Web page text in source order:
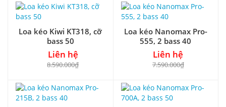
Loa kéo Kiwi KT318, cỡ
bass 50
Liên hệ
8.590.000₫
Loa kéo Nanomax Pro-
555, 2 bass 40
Liên hệ
7.590.000₫